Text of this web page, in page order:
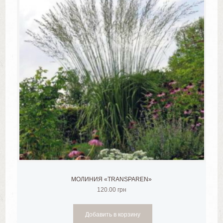
МОЛИНИЯ «TRANSPAREN»
120.00 грн
Добавить в корзину